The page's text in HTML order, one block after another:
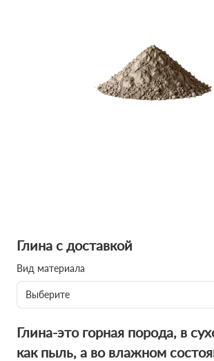
Глина с доставкой
Вид материала
Выберите
Глина-это горная порода, в
как пыль, а во влажном